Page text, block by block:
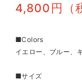
4,800円（
■Colors
イエロー、ブルー、
■サイズ